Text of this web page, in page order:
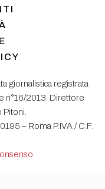
giornalistica registrata
n°16/2013. Direttore
– Roma P.IVA / C.F.